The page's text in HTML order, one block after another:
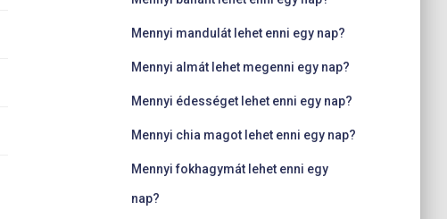
Mennyi mandulát lehet enni egy nap?
Mennyi almát lehet megenni egy nap?
Mennyi édességet lehet enni egy nap?
Mennyi chia magot lehet enni egy nap?
Mennyi fokhagymát lehet enni egy
nap?